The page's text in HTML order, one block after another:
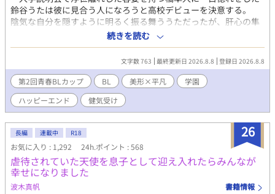
鈴谷うたは彼に見合う人になろうと高校デビューを決意する。
陰気な自分を隠すように明るく振る舞ううただったが、肝心の隼
人は他人に興味がなくそっけない態度を取られてばかり。 そん
なある日、とあるきっかけを元にじわじわと2人の距離は縮まって
いく。冷たくも時折見せる隼人の甘く柔らかな態度にますますう
たは惹かれていく。 しかし、嘘が何よりも嫌いだと言う隼人に
自分の本当の姿を言い出せないうたはどこか後ろめたさを感じな
がら日々を過ごしていた。 日に日に募る罪悪感に押しつぶされ
そうになるうた、さらには隼人の幼馴染だと言う可憐な容姿を持
つ転校生までやってきてーーー。 「君は、本当のおれを知っても
嫌わないでいてくれる…？」 懐に入れた相手にはとことん甘い溺
愛美形攻め×臆病な自分を隠して明るく振る舞う平凡一途受け
続きを読む
文字数 763 最終更新日 2026.8.8 登録日 2026.8.8
第2回青春BLカップ BL 美形×平凡
学園
ハッピーエンド
健気受け
26
長編 連載中 R18
お気に入り : 1,292 24h.ポイント : 568
虐待されていた天使を息子として迎え入れたらみんなが
幸せになりました
波木真帆 書籍情報